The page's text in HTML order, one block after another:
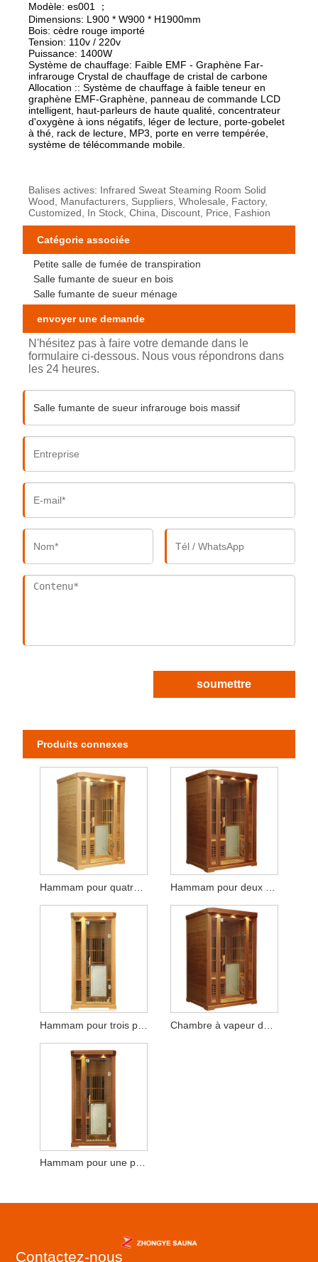
Modèle: es001 ；
Dimensions: L900 * W900 * H1900mm
Bois: cèdre rouge importé
Tension: 110v / 220v
Puissance: 1400W
Système de chauffage: Faible EMF - Graphène Far-
infrarouge Crystal de chauffage de cristal de carbone
Allocation :: Système de chauffage à faible teneur en
graphène EMF-Graphène, panneau de commande LCD
intelligent, haut-parleurs de haute qualité, concentrateur
d'oxygène à ions négatifs, léger de lecture, porte-gobelet
à thé, rack de lecture, MP3, porte en verre tempérée,
système de télécommande mobile.
Balises actives: Infrared Sweat Steaming Room Solid
Wood, Manufacturers, Suppliers, Wholesale, Factory,
Customized, In Stock, China, Discount, Price, Fashion
Catégorie associée
Petite salle de fumée de transpiration
Salle fumante de sueur en bois
Salle fumante de sueur ménage
envoyer une demande
N'hésitez pas à faire votre demande dans le
formulaire ci-dessous. Nous vous répondrons dans
les 24 heures.
soumettre
Produits connexes
Hammam pour quatre personnes
Hammam pour trois personnes
Hammam pour une personne seule
Contactez-nous